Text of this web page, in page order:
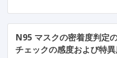
N95 マスクの密着度判定
チェックの感度および特